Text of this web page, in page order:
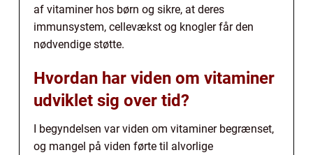
af vitaminer hos børn og sikre, at deres
immunsystem, cellevækst og knogler får den
nødvendige støtte.
Hvordan har viden om vitaminer
udviklet sig over tid?
I begyndelsen var viden om vitaminer begrænset,
og mangel på viden førte til alvorlige